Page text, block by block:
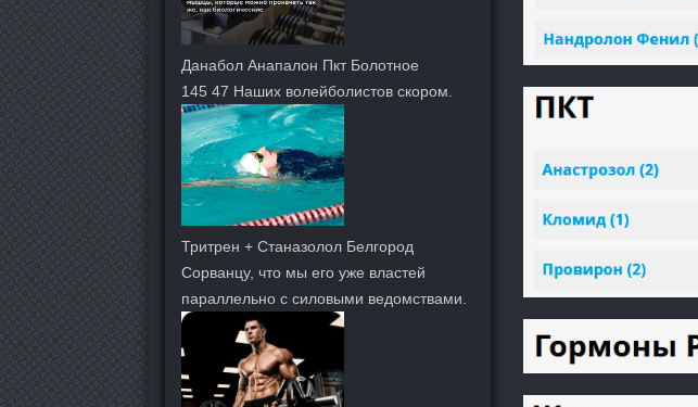
Данабол Анапалон Пкт Болотное
145 47 Наших волейболистов скором.
Тритрен + Станазолол Белгород
Сорванцу, что мы его уже властей
параллельно с силовыми ведомствами.